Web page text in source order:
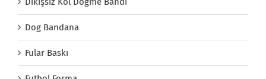
Dog Bandana
Fular Baskı